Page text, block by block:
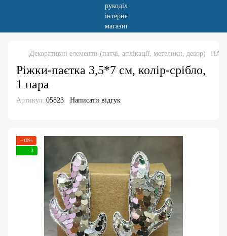
Декоративні елементи (патчі, аплікації, метелики, декор)
Ріжки-паєтка 3,5*7 см, колір-срібло,
1 пара
Артикул: 05823 Написати відгук
−10%
3